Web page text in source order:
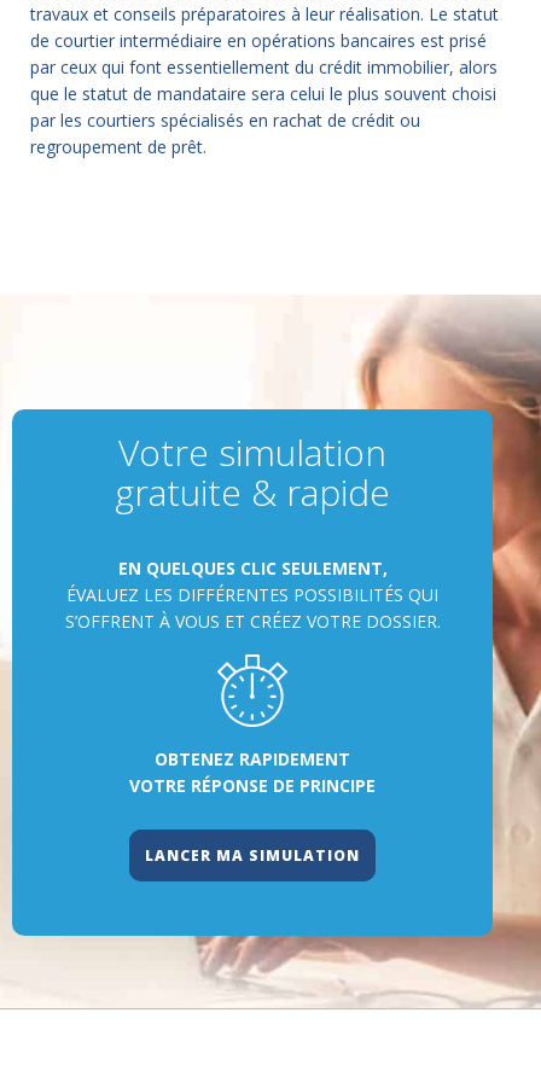
travaux et conseils préparatoires à leur réalisation. Le statut
de courtier intermédiaire en opérations bancaires est prisé
par ceux qui font essentiellement du crédit immobilier, alors
que le statut de mandataire sera celui le plus souvent choisi
par les courtiers spécialisés en rachat de crédit ou
regroupement de prêt.
Votre simulation
gratuite & rapide
EN QUELQUES CLIC SEULEMENT,
ÉVALUEZ LES DIFFÉRENTES POSSIBILITÉS QUI
S’OFFRENT À VOUS ET CRÉEZ VOTRE DOSSIER.
OBTENEZ RAPIDEMENT
VOTRE RÉPONSE DE PRINCIPE
LANCER MA SIMULATION